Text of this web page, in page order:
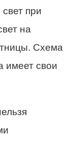
при
на
Схема
имеет свои